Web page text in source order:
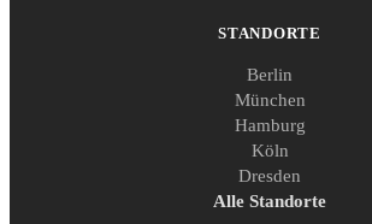
STANDORTE
Berlin
München
Hamburg
Köln
Dresden
Alle Standorte